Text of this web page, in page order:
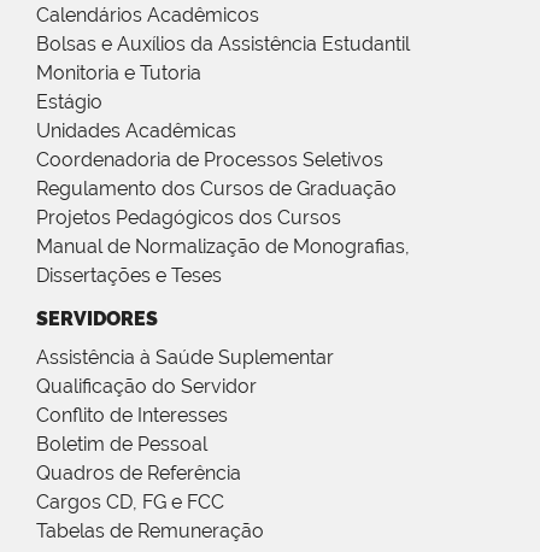
Calendários Acadêmicos
Bolsas e Auxílios da Assistência Estudantil
Monitoria e Tutoria
Estágio
Unidades Acadêmicas
Coordenadoria de Processos Seletivos
Regulamento dos Cursos de Graduação
Projetos Pedagógicos dos Cursos
Manual de Normalização de Monografias,
Dissertações e Teses
SERVIDORES
Assistência à Saúde Suplementar
Qualificação do Servidor
Conflito de Interesses
Boletim de Pessoal
Quadros de Referência
Cargos CD, FG e FCC
Tabelas de Remuneração